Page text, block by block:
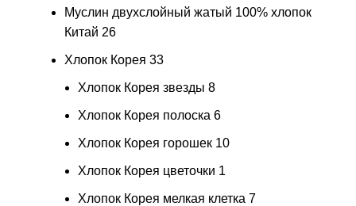
Муслин двухслойный жатый 100% хлопок
Китай 26
Хлопок Корея 33
Хлопок Корея звезды 8
Хлопок Корея полоска 6
Хлопок Корея горошек 10
Хлопок Корея цветочки 1
Хлопок Корея мелкая клетка 7